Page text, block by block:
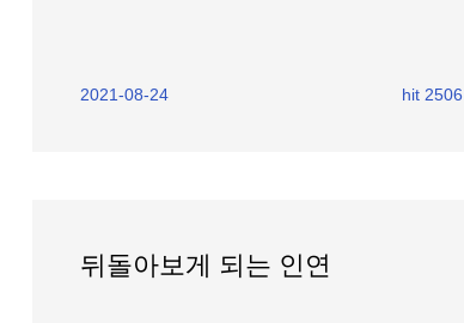
2021-08-24 hit 2506
뒤돌아보게 되는 인연